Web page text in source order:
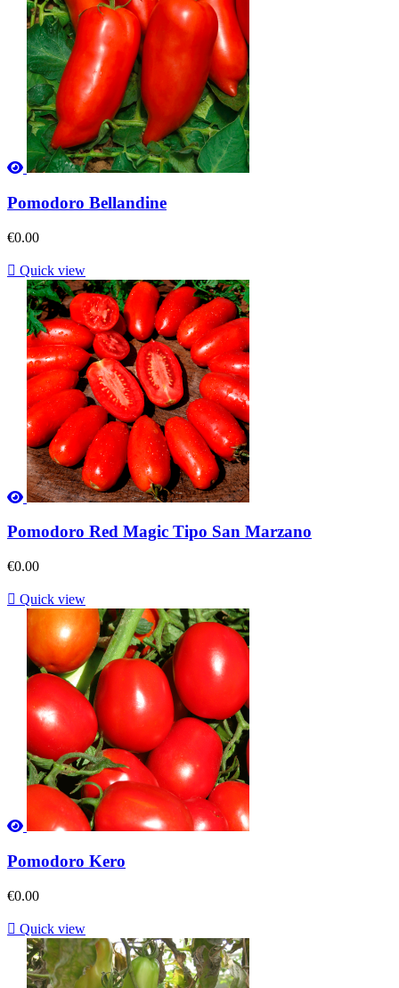
Pomodoro Bellandine
€0.00
 Quick view
Pomodoro Red Magic Tipo San Marzano
€0.00
 Quick view
Pomodoro Kero
€0.00
 Quick view